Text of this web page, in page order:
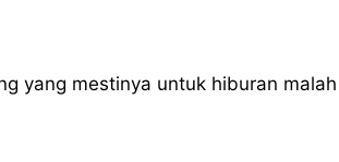
yang mestinya untuk hiburan